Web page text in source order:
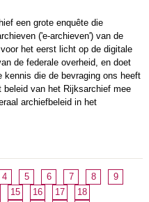
een grote enquête die
('e-archieven') van de
het eerst licht op de digitale
de federale overheid, en doet
kennis die de bevraging ons heeft
beleid van het Rijksarchief mee
archiefbeleid in het
4 5 6 7 8
9
15 16 17
18